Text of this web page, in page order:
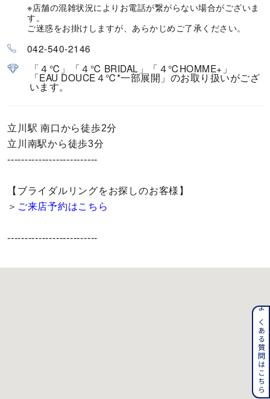
着用シーン
レディース
メンズ
価格 ¥0
※店舗の混雑状況によりお電話が繋がらない場合がございま
す。
ご迷惑をお掛けしますが、あらかじめご了承ください。
042-540-2146
「４℃」「４℃ BRIDAL」「４℃HOMME+」
「EAU DOUCE４℃*一部展開」のお取り扱いがござ
います。
立川駅 南口から徒歩2分
立川南駅から徒歩3分
--------------------------
【ブライダルリングをお探しのお客様】
＞ ご来店予約はこちら
--------------------------
よくある質問はこちら